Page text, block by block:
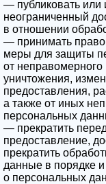
— публиковать или
неограниченный
в отношении
— принимать
меры для защиты
от неправомерного
уничтожения,
предоставления,
а также от иных
персональных
— прекратить
предоставление,
прекратить
данные в порядке
о персональных